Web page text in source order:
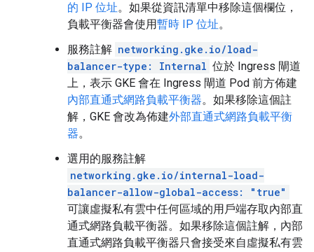
的 IP 位址。如果從資訊清單中移除這個欄位，
負載平衡器會使用暫時 IP 位址。
服務註解 networking.gke.io/load-
balancer-type: Internal 位於 Ingress 閘道
上，表示 GKE 會在 Ingress 閘道 Pod 前方佈建
內部直通式網路負載平衡器。如果移除這個註
解，GKE 會改為佈建外部直通式網路負載平衡
器。
選用的服務註解
networking.gke.io/internal-load-
balancer-allow-global-access: "true"
可讓虛擬私有雲中任何區域的用戶端存取內部直
通式網路負載平衡器。如果移除這個註解，內部
直通式網路負載平衡器只會接受來自虛擬私有雲